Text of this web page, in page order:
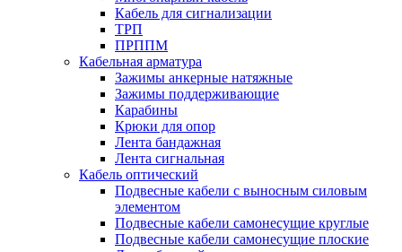
Кабель для сигнализации
ТРП
ПРППМ
Кабельная арматура
Зажимы анкерные натяжные
Зажимы поддерживающие
Карабины
Крюки для опор
Лента бандажная
Лента сигнальная
Кабель оптический
Подвесные кабели с выносным силовым
элементом
Подвесные кабели самонесущие круглые
Подвесные кабели самонесущие плоские